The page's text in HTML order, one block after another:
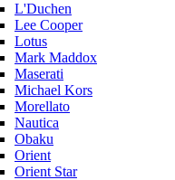
L'Duchen
Lee Cooper
Lotus
Mark Maddox
Maserati
Michael Kors
Morellato
Nautica
Obaku
Orient
Orient Star